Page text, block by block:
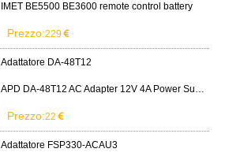
IMET BE5500 BE3600 remote control battery
Prezzo:229
Adattatore DA-48T12
APD DA-48T12 AC Adapter 12V 4A Power Supply Cord
Prezzo:22
Adattatore FSP330-ACAU3